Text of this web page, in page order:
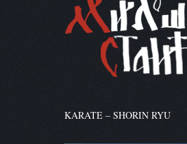
KARATE – SHORIN RYU